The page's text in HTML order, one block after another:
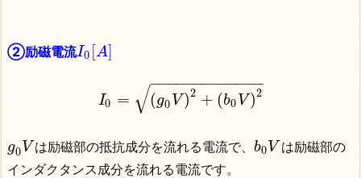
②励磁電流I0 [A]
I0 = (g0 V )2 + (b0 V )2
− −
−−−−−−−−−−−
√
g0 V は励磁部の抵抗成分を流れる電流で、b0 V は励磁部の
インダクタンス成分を流れる電流です。